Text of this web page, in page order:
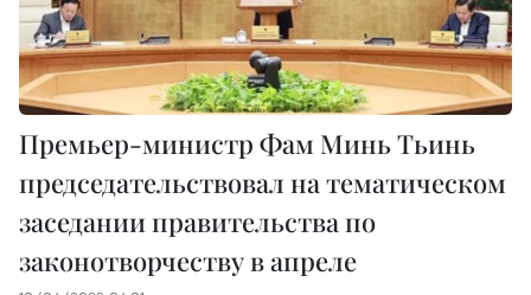
Премьер-министр Фам Минь Тьинь
председательствовал на тематическом
заседании правительства по
законотворчеству в апреле